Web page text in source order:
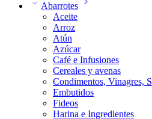
Abarrotes
Aceite
Arroz
Atún
Azúcar
Café e Infusiones
Cereales y avenas
Condimentos, Vinagres,
Embutidos
Fideos
Harina e Ingredientes